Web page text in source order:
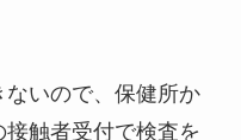
いので、保健所か
触者受付で検査を